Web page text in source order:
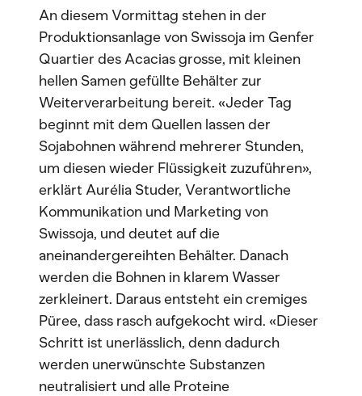
An diesem Vormittag stehen in der
Produktionsanlage von Swissoja im Genfer
Quartier des Acacias grosse, mit kleinen
hellen Samen gefüllte Behälter zur
Weiterverarbeitung bereit. «Jeder Tag
beginnt mit dem Quellen lassen der
Sojabohnen während mehrerer Stunden,
um diesen wieder Flüssigkeit zuzuführen»,
erklärt Aurélia Studer, Verantwortliche
Kommunikation und Marketing von
Swissoja, und deutet auf die
aneinandergereihten Behälter. Danach
werden die Bohnen in klarem Wasser
zerkleinert. Daraus entsteht ein cremiges
Püree, dass rasch aufgekocht wird. «Dieser
Schritt ist unerlässlich, denn dadurch
werden unerwünschte Substanzen
neutralisiert und alle Proteine